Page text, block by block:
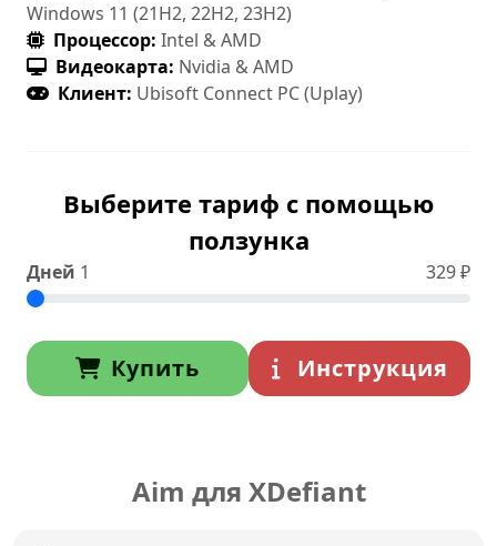
Windows 11 (21H2, 22H2, 23H2)
Процессор: Intel & AMD
Видеокарта: Nvidia & AMD
Клиент: Ubisoft Connect PC (Uplay)
Выберите тариф с помощью
ползунка
Дней 1 329₽
Купить Инструкция
Aim для XDefiant